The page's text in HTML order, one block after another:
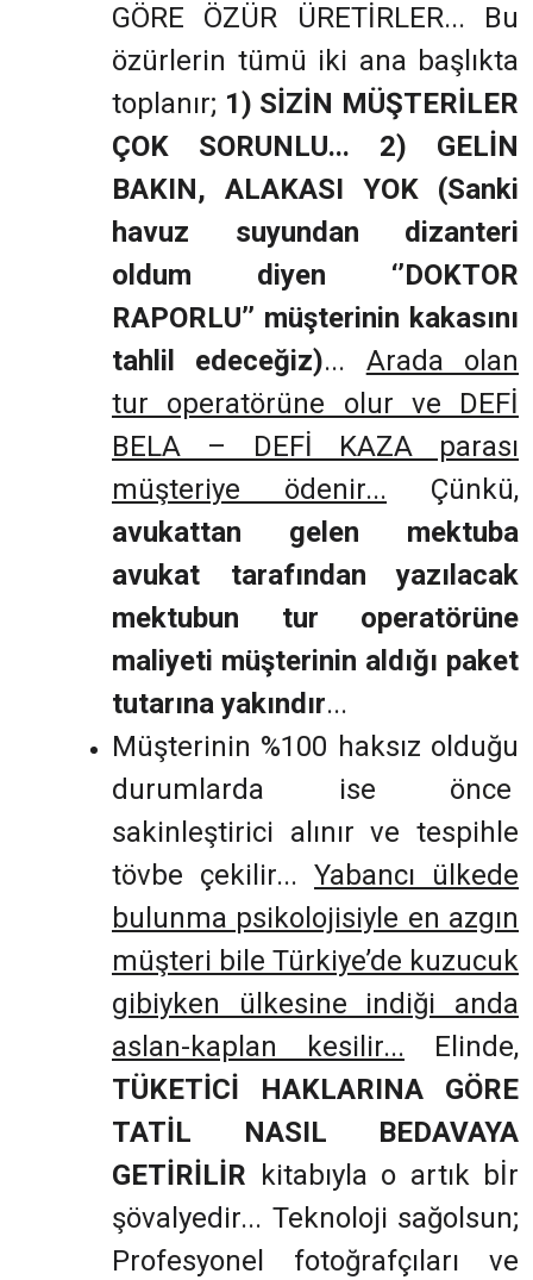
GÖRE ÖZÜR ÜRETİRLER... Bu
özürlerin tümü iki ana başlıkta
toplanır; 1) SİZİN MÜŞTERİLER
ÇOK SORUNLU... 2) GELİN
BAKIN, ALAKASI YOK (Sanki
havuz suyundan dizanteri
oldum diyen ‘’DOKTOR
RAPORLU’’ müşterinin kakasını
tahlil edeceğiz)... Arada olan
tur operatörüne olur ve DEFİ
BELA – DEFİ KAZA parası
müşteriye ödenir... Çünkü,
avukattan gelen mektuba
avukat tarafından yazılacak
mektubun tur operatörüne
maliyeti müşterinin aldığı paket
tutarına yakındır...
Müşterinin %100 haksız olduğu
durumlarda ise önce
sakinleştirici alınır ve tespihle
tövbe çekilir... Yabancı ülkede
bulunma psikolojisiyle en azgın
müşteri bile Türkiye’de kuzucuk
gibiyken ülkesine indiği anda
aslan-kaplan kesilir... Elinde,
TÜKETİCİ HAKLARINA GÖRE
TATİL NASIL BEDAVAYA
GETİRİLİR kitabıyla o artık bİr
şövalyedir... Teknoloji sağolsun;
Profesyonel fotoğrafçıları ve